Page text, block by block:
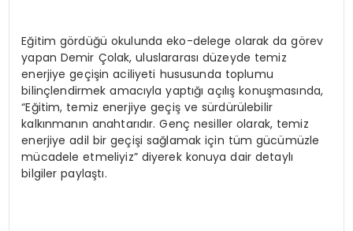
Eğitim gördüğü okulunda eko-delege olarak da görev
yapan Demir Çolak, uluslararası düzeyde temiz
enerjiye geçişin aciliyeti hususunda toplumu
bilinçlendirmek amacıyla yaptığı açılış konuşmasında,
“Eğitim, temiz enerjiye geçiş ve sürdürülebilir
kalkınmanın anahtarıdır. Genç nesiller olarak, temiz
enerjiye adil bir geçişi sağlamak için tüm gücümüzle
mücadele etmeliyiz” diyerek konuya dair detaylı
bilgiler paylaştı.